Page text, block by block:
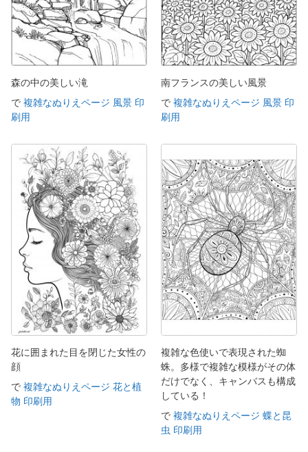
森の中の美しい滝
で 複雑なぬりえページ 風景 印
刷用
南フランスの美しい風景
で 複雑なぬりえページ 風景 印
刷用
花に囲まれた目を閉じた女性の
顔
で 複雑なぬりえページ 花と植
物 印刷用
複雑な色使いで表現された蜘
蛛。多様で複雑な模様がその体
だけでなく、キャンバスも構成
している！
で 複雑なぬりえページ 蝶と昆
虫 印刷用